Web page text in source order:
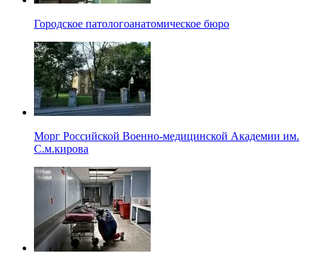
Городское патологоанатомическое бюро
Морг Российской Военно-медицинской Академии им.
С.м.кирова